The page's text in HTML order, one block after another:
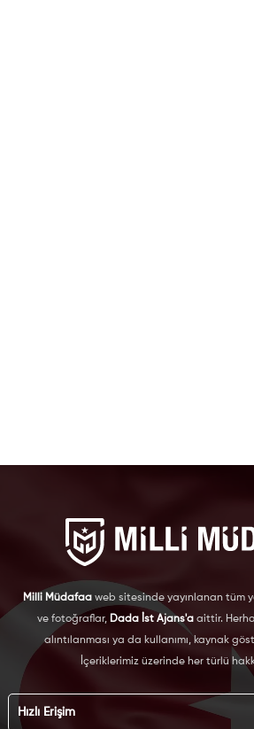
Milli Müdafaa web sitesinde yayınlanan tüm
ve fotoğraflar, Dada İst Ajans'aaittir.
alıntılanması ya da kullanımı, kaynak
İçeriklerimiz üzerinde her türlü
Hızlı Erişim